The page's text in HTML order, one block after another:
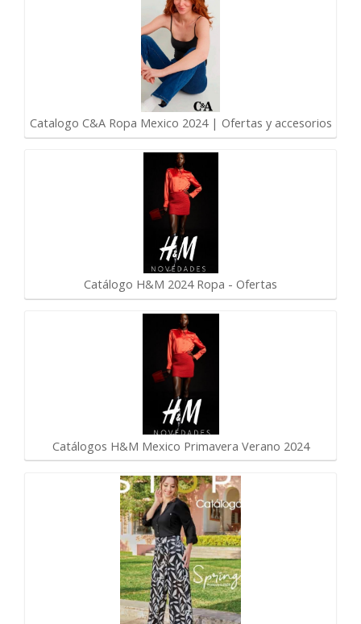
Catalogo C&A Ropa Mexico 2024 | Ofertas y accesorios
Catálogo H&M 2024 Ropa - Ofertas
Catálogos H&M Mexico Primavera Verano 2024